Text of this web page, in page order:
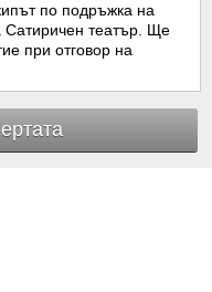
по подръжка на
Сатиричен театър. Ще
при отговор на